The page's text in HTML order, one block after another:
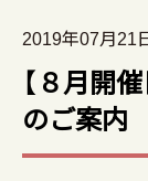
2019年07月21
【８月開
のご案内